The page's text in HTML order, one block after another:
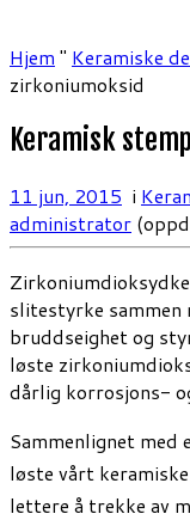
Hjem " Keramiske
zirkoniumoksid
Keramisk
11 jun, 2015 i
administrator
slitestyrke
bruddseighet og
løste
dårlig korrosjons-
Sammenlignet med
løste vårt
lettere å trekke av